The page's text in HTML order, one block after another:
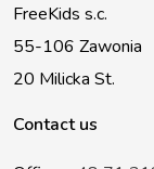
FreeKids s.c.
55-106 Zawonia
20 Milicka St.
Contact us